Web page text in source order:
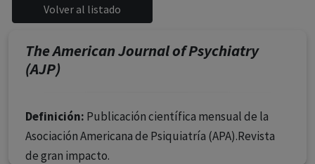
The American Journal of Psychiatry
(AJP)
Definición: Publicación científica mensual de la
Asociación Americana de Psiquiatría (APA).Revista
de gran impacto.